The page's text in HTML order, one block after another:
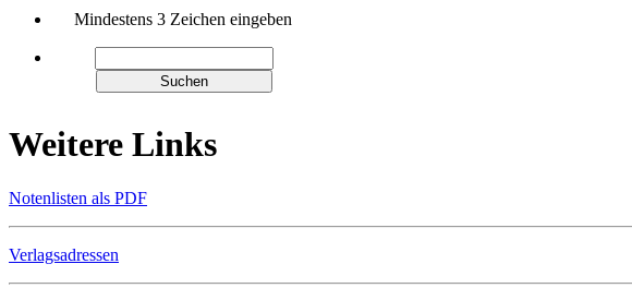
Mindestens 3 Zeichen eingeben
Weitere Links
Notenlisten als PDF
Verlagsadressen